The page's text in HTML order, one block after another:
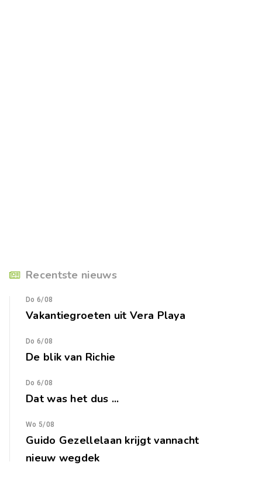
Recentste nieuws
Do 6/08
Vakantiegroeten uit Vera Playa
Do 6/08
De blik van Richie
Do 6/08
Dat was het dus ...
Wo 5/08
Guido Gezellelaan krijgt vannacht
nieuw wegdek